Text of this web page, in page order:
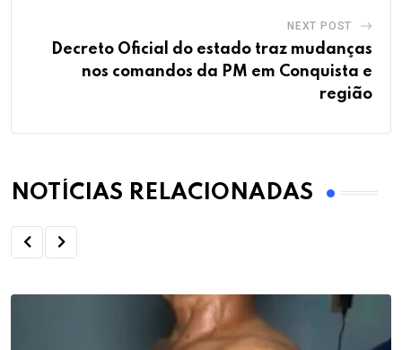
NEXT POST
Decreto Oficial do estado traz mudanças
nos comandos da PM em Conquista e
região
NOTÍCIAS RELACIONADAS